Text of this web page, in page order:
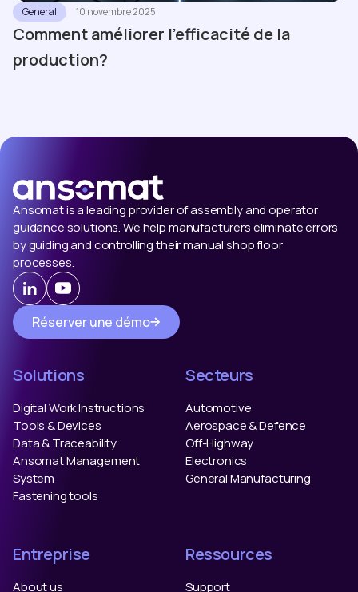
General 10 novembre 2025
Comment améliorer l'efficacité de la
production?
Ansomat is a leading provider of assembly and operator
guidance solutions. We help manufacturers eliminate errors
by guiding and controlling their manual shop floor
processes.
Réserver une démo
Solutions
Digital Work Instructions
Tools & Devices
Data & Traceability
Ansomat Management
System
Fastening tools
Secteurs
Automotive
Aerospace & Defence
Off-Highway
Electronics
General Manufacturing
Entreprise
About us
Ressources
Support